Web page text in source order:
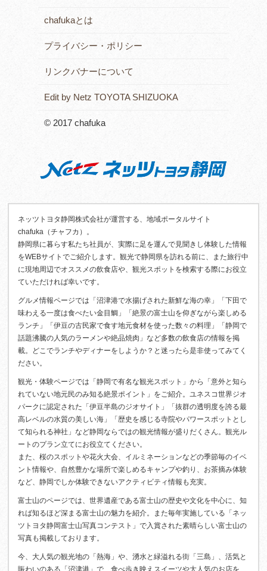
chafukaとは
プライバシー・ポリシー
リンクバナーについて
Edit by Netz TOYOTA SHIZUOKA
© 2017 chafuka
ネッツトヨタ静岡株式会社が運営する、地域ポータルサイト
chafuka（チャフカ）。
静岡県に暮らす私たち社員が、実際に足を運んで見聞きし体験した情報
をWEBサイトでご紹介します。観光で静岡県を訪れる前に、また旅行中
に現地周辺でオススメの飲食店や、観光スポットを検索する際にお役立
ていただければ幸いです。
グルメ情報ページでは「沼津港で水揚げされた新鮮な海の幸」「下田で
味わえる一度は食べたい金目鯛」「絶景の富士山を仰ぎながら楽しめる
ランチ」「伊豆の古民家で食す地元食材を使った数々の料理」「静岡で
話題沸騰の人気のラーメンや絶品焼肉」など多数の飲食店の情報を掲
載。どこでランチやディナーをしようか？と迷ったら是非使ってみてく
ださい。
観光・体験ページでは「静岡で有名な観光スポット」から「意外と知ら
れていない地元民のみ知る絶景ポイント」をご紹介。ユネスコ世界ジオ
パークに認定された「伊豆半島のジオサイト」「抜群の透明度を誇る最
高レベルの水質の美しい海」「歴史を感じる寺院やパワースポットとし
て知られる神社」など静岡ならではの観光情報が盛りだくさん。観光ル
ートのプラン立てにお役立てください。
また、桜のスポットや花火大会、イルミネーションなどの季節毎のイベ
ント情報や、自然豊かな場所で楽しめるキャンプや釣り、お茶摘み体験
など、静岡でしか体験できないアクティビティ情報も充実。
富士山のページでは、世界遺産である富士山の歴史や文化を中心に、知
れば知るほど深まる富士山の魅力を紹介。また毎年実施している「ネッ
ツトヨタ静岡富士山写真コンテスト」で入賞された素晴らしい富士山の
写真も掲載しております。
今、大人気の観光地の「熱海」や、湧水と緑溢れる街「三島」、活気と
賑わいのある「沼津港」で、食べ歩き映えスイーツや大人気のお店を